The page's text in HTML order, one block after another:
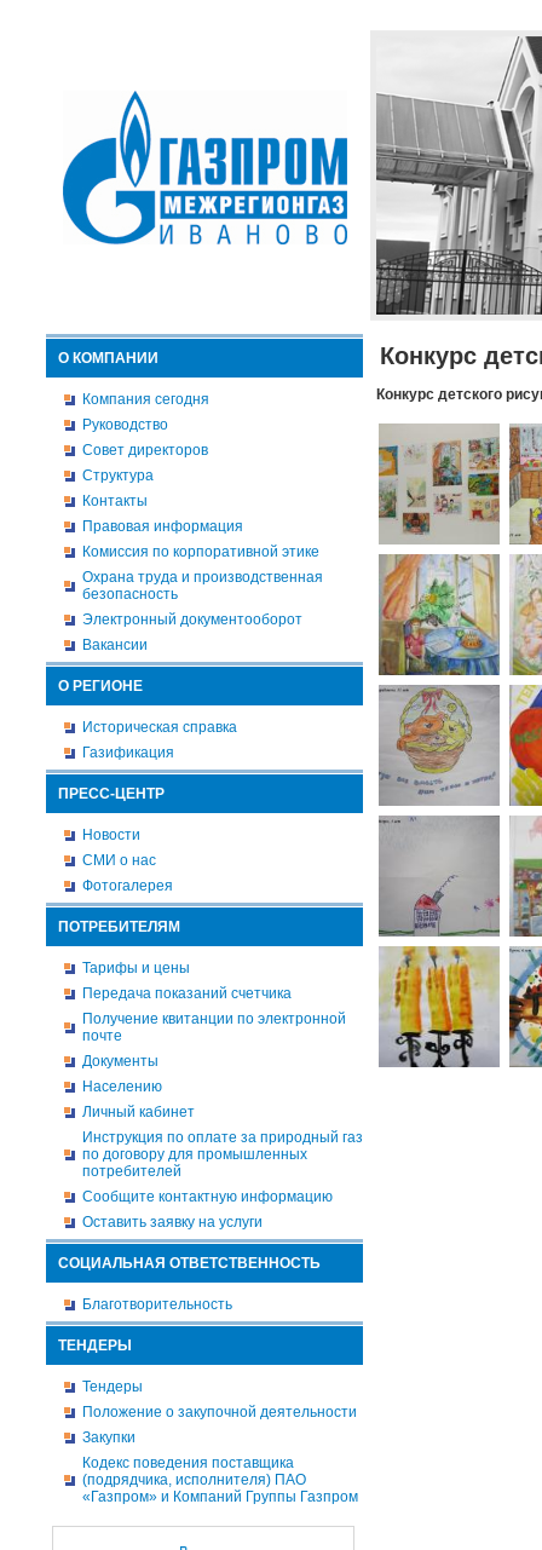
О КОМПАНИИ
Компания сегодня
Руководство
Совет директоров
Структура
Контакты
Правовая информация
Комиссия по корпоративной этике
Охрана труда и производственная
безопасность
Электронный документооборот
Вакансии
О РЕГИОНЕ
Историческая справка
Газификация
ПРЕСС-ЦЕНТР
Новости
СМИ о нас
Фотогалерея
ПОТРЕБИТЕЛЯМ
Тарифы и цены
Передача показаний счетчика
Получение квитанции по электронной
почте
Документы
Населению
Личный кабинет
Инструкция по оплате за природный газ
по договору для промышленных
потребителей
Сообщите контактную информацию
Оставить заявку на услуги
СОЦИАЛЬНАЯ ОТВЕТСТВЕННОСТЬ
Благотворительность
ТЕНДЕРЫ
Тендеры
Положение о закупочной деятельности
Закупки
Кодекс поведения поставщика
(подрядчика, исполнителя) ПАО
«Газпром» и Компаний Группы Газпром
Конкурс
Конкурс детского